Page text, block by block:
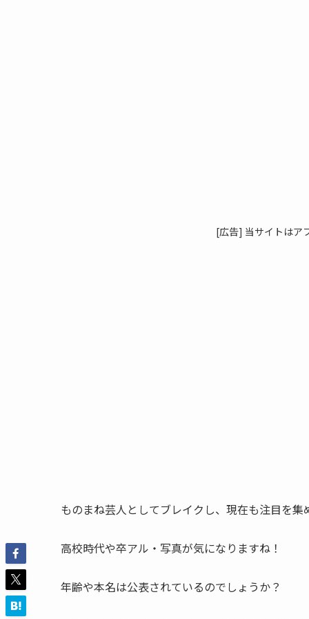
[広告] 当サイトはア
ものまね芸人としてブレイクし、現在も注目を集
高校時代や卒アル・写真が気になりますね！
年齢や本名は公表されているのでしょうか？